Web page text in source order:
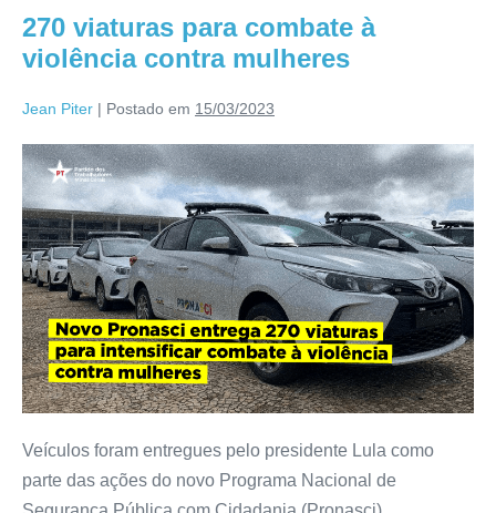
270 viaturas para combate à
violência contra mulheres
Jean Piter | Postado em 15/03/2023
Veículos foram entregues pelo presidente Lula como
parte das ações do novo Programa Nacional de